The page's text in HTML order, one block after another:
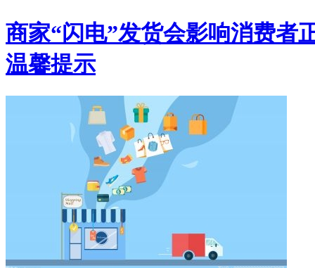
商家“闪电”发货会影响消费者
温馨提示